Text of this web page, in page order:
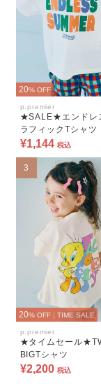
20% OFF
p.premier
★SALE★エンドレ
ラフィックTシャツ
¥1,144 税込
3
20% OFF | TIME SALE
p.premier
★タイムセール
BIGTシャツ
¥2,200 税込